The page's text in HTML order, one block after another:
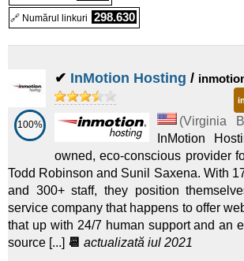
: Linux/Windows Dedicat
L-32 HDD
:$ 55,00/lună ($ 85,00
Linux/Windows Dedicat
XL-32 HDD
:$ 71,00 ($ 110,00
:Linux/Windows
Dedicat
XL-64 HDD
:$ 91,00/lună ($ 140,00
2025) :Linux/Windows Dedicat
🔗 Numărul linkuri 298.630
100%
✔ InMotion Hosting /
(Virginia
InMotion
owned, eco-conscious provider
Todd Robinson and Sunil Saxena. With
and 300+ staff, they position
service company that happens to offer
that up with 24/7 human support and an
source [...] 📆 actualizată iul 2021